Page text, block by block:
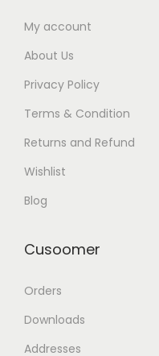
My account
About Us
Privacy Policy
Terms & Condition
Returns and Refund
Wishlist
Blog
Cusoomer
Orders
Downloads
Addresses